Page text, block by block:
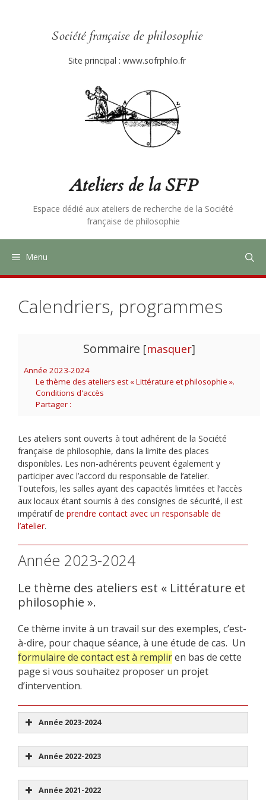
Société française de philosophie
Site principal : www.sofrphilo.fr
Ateliers de la SFP
Espace dédié aux ateliers de recherche de la Société
française de philosophie
Menu
Calendriers, programmes
Sommaire [masquer]
Année 2023-2024
Le thème des ateliers est « Littérature et philosophie ».
Conditions d'accès
Partager :
Les ateliers sont ouverts à tout adhérent de la Société
française de philosophie, dans la limite des places
disponibles. Les non-adhérents peuvent également y
participer avec l’accord du responsable de l’atelier.
Toutefois, les salles ayant des capacités limitées et l’accès
aux locaux étant soumis à des consignes de sécurité, il est
impératif de prendre contact avec un responsable de
l’atelier.
Année 2023-2024
Le thème des ateliers est « Littérature et
philosophie ».
Ce thème invite à un travail sur des exemples, c’est-
à-dire, pour chaque séance, à une étude de cas. Un
formulaire de contact est à rempliren bas de cette
page si vous souhaitez proposer un projet
d’intervention.
Année 2023-2024
Année 2022-2023
Année 2021-2022